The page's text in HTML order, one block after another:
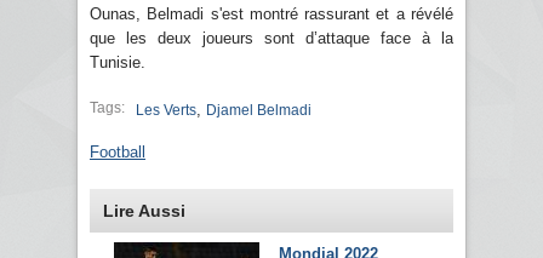
Ounas, Belmadi s'est montré rassurant et a révélé
que les deux joueurs sont d’attaque face à la
Tunisie.
Tags: Les Verts Djamel Belmadi
Football
Lire Aussi
Mondial 2022